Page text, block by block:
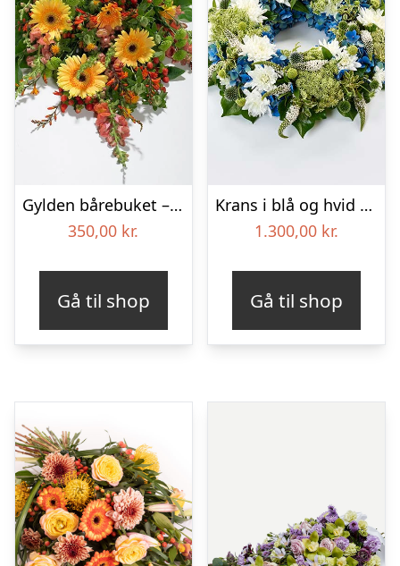
Gylden bårebuket – Blomster til begravelse
350,00 kr.
Gå til shop
Krans i blå og hvid – Blomster til begravelse
1.300,00 kr.
Gå til shop